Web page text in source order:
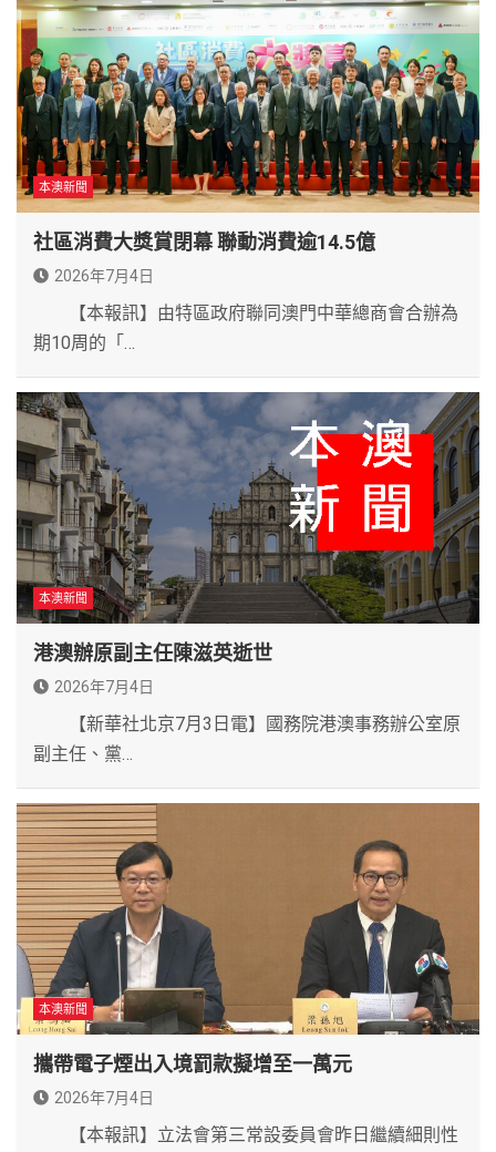
本澳新聞
社區消費大獎賞閉幕 聯動消費逾14.5億
2026年7月4日
【本報訊】由特區政府聯同澳門中華總商會合辦為
期10周的「…
本澳新聞
港澳辦原副主任陳滋英逝世
2026年7月4日
【新華社北京7月3日電】國務院港澳事務辦公室原
副主任、黨…
本澳新聞
攜帶電子煙出入境罰款擬增至一萬元
2026年7月4日
【本報訊】立法會第三常設委員會昨日繼續細則性